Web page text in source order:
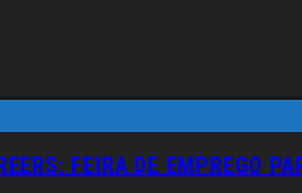
FEIRA DE EMPREGO